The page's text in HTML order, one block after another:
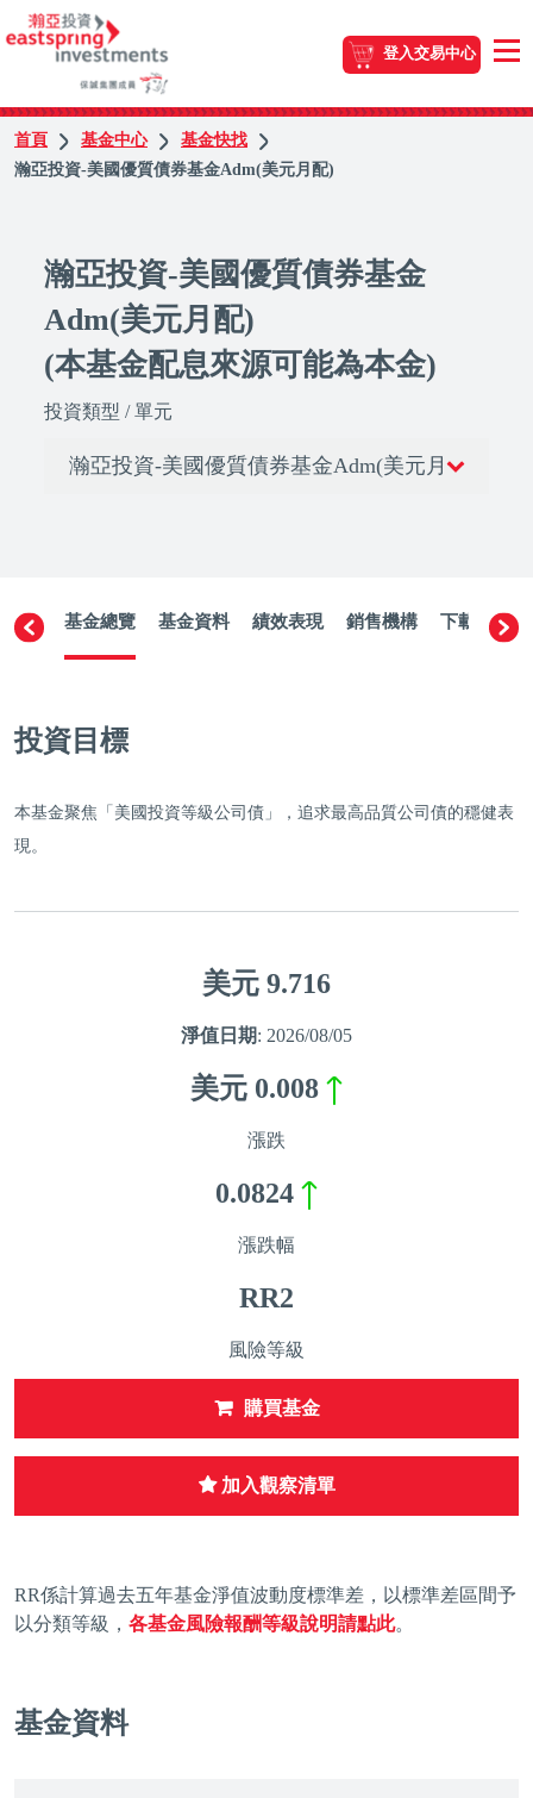
登入交易中心
首頁 基金中心
基金快找
瀚亞投資-美國優質債券基金Adm(美元月配)
瀚亞投資-美國優質債券基金
Adm(美元月配)
(本基金配息來源可能為本金)
投資類型 / 單元
基金總覽 基金資料 績效表現 銷售機構 下載文件
投資目標
本基金聚焦「美國投資等級公司債」，追求最高品質公司債的穩健表
現。
美元 9.716
淨值日期: 2026/08/05
美元 0.008
漲跌
0.0824
漲跌幅
RR2
風險等級
購買基金
加入觀察清單
RR係計算過去五年基金淨值波動度標準差，以標準差區間予
以分類等級， 各基金風險報酬等級說明請點此。
基金資料